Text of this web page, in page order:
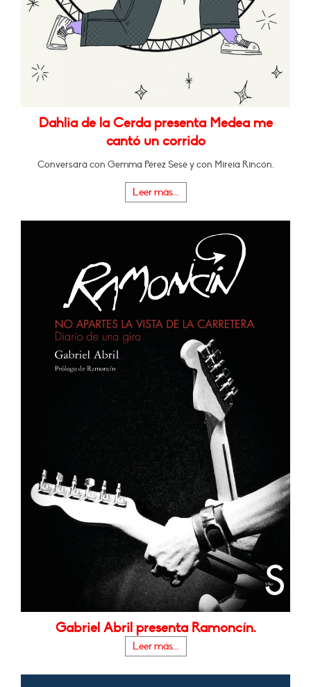
Dahlia de la Cerda presenta Medea me
cantó un corrido
Conversará con Gemma Pérez Sesé y con Mireia Rincón.
Leer más...
Gabriel Abril presenta Ramoncín.
Leer más...